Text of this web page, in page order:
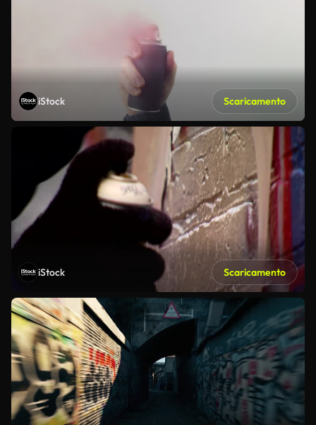
iStock Scaricamento
iStock Scaricamento